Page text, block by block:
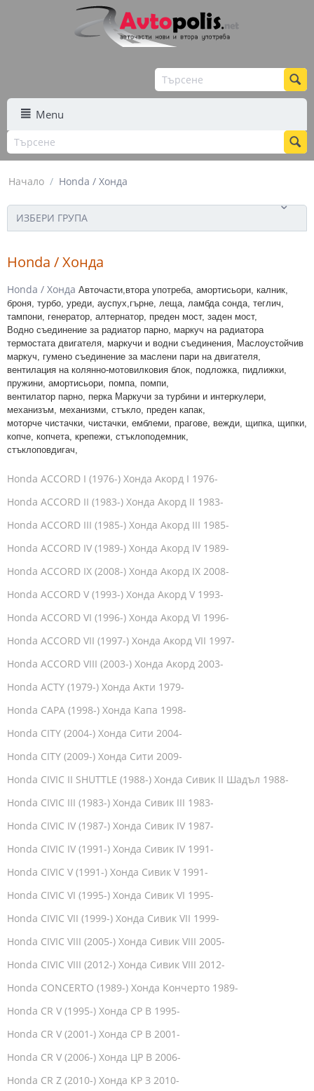
Menu
Начало / Honda / Хонда
ИЗБЕРИ ГРУПА
Honda / Хонда
Honda / Хонда Авточасти,втора употреба, амортисьори, калник,
броня, турбо, уреди, ауспух,гърне, леща, ламбда сонда, теглич,
тампони, генератор, алтернатор, преден мост, заден мост,
Водно съединение за радиатор парно, маркуч на радиатора
термостата двигателя, маркучи и водни съединения, Маслоустойчив
маркуч, гумено съединение за маслени пари на двигателя,
вентилация на колянно-мотовилковия блок, подложка, пидлижки,
пружини, амортисьори, помпа, помпи,
вентилатор парно, перка Маркучи за турбини и интеркулери,
механизъм, механизми, стъкло, преден капак,
моторче чистачки, чистачки, емблеми, прагове, вежди, щипка, щипки,
копче, копчета, крепежи, стъклоподемник,
стъклоповдигач,
Honda ACCORD I (1976-) Хонда Акорд I 1976-
Honda ACCORD II (1983-) Хонда Акорд II 1983-
Honda ACCORD III (1985-) Хонда Акорд III 1985-
Honda ACCORD IV (1989-) Хонда Акорд IV 1989-
Honda ACCORD IX (2008-) Хонда Акорд IX 2008-
Honda ACCORD V (1993-) Хонда Акорд V 1993-
Honda ACCORD VI (1996-) Хонда Акорд VI 1996-
Honda ACCORD VII (1997-) Хонда Акорд VII 1997-
Honda ACCORD VIII (2003-) Хонда Акорд 2003-
Honda ACTY (1979-) Хонда Акти 1979-
Honda CAPA (1998-) Хонда Капа 1998-
Honda CITY (2004-) Хонда Сити 2004-
Honda CITY (2009-) Хонда Сити 2009-
Honda CIVIC II SHUTTLE (1988-) Хонда Сивик II Шадъл 1988-
Honda CIVIC III (1983-) Хонда Сивик III 1983-
Honda CIVIC IV (1987-) Хонда Сивик IV 1987-
Honda CIVIC IV (1991-) Хонда Сивик IV 1991-
Honda CIVIC V (1991-) Хонда Сивик V 1991-
Honda CIVIC VI (1995-) Хонда Сивик VI 1995-
Honda CIVIC VII (1999-) Хонда Сивик VII 1999-
Honda CIVIC VIII (2005-) Хонда Сивик VIII 2005-
Honda CIVIC VIII (2012-) Хонда Сивик VIII 2012-
Honda CONCERTO (1989-) Хонда Кончерто 1989-
Honda CR V (1995-) Хонда СР В 1995-
Honda CR V (2001-) Хонда СР В 2001-
Honda CR V (2006-) Хонда ЦР В 2006-
Honda CR Z (2010-) Хонда КР З 2010-